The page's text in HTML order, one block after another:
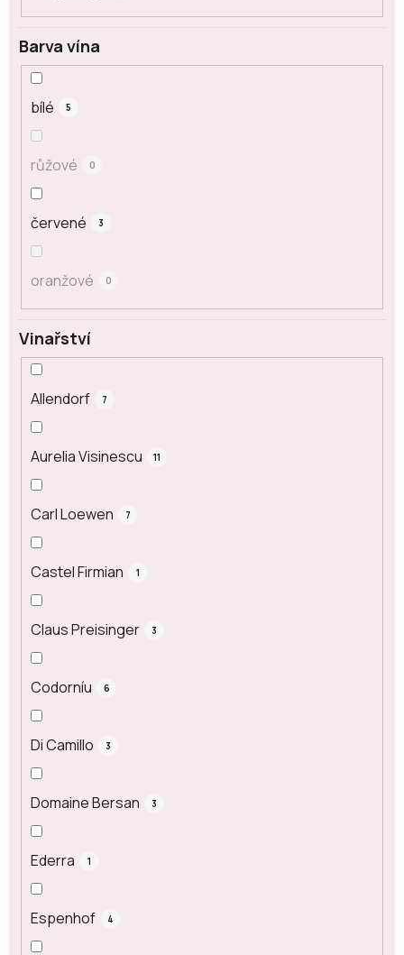
Barva vína
bílé 5
růžové 0
červené 3
oranžové 0
Vinařství
Allendorf 7
Aurelia Visinescu 11
Carl Loewen 7
Castel Firmian 1
Claus Preisinger 3
Codorníu 6
Di Camillo 3
Domaine Bersan 3
Ederra 1
Espenhof 4